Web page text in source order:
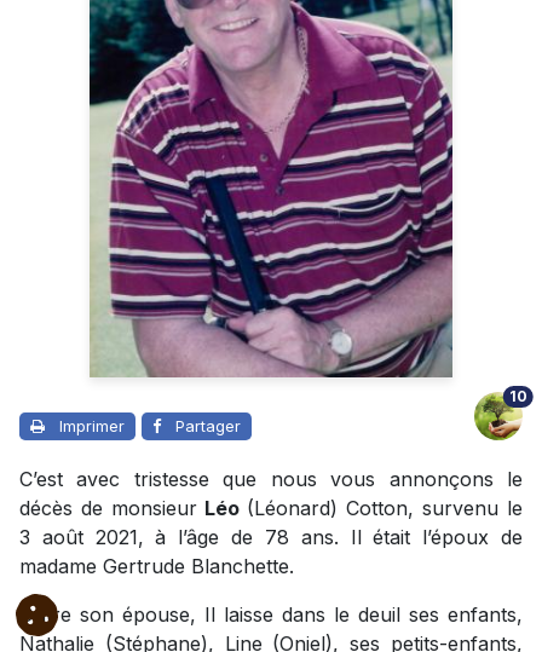
Imprimer Partager
10
C’est avec tristesse que nous vous annonçons le
décès de monsieurLéo(Léonard) Cotton, survenu le
3 août 2021, à l’âge de 78 ans. Il était l’époux de
madame Gertrude Blanchette.
Outre son épouse, Il laisse dans le deuil ses enfants,
Nathalie (Stéphane), Line (Oniel), ses petits-enfants,